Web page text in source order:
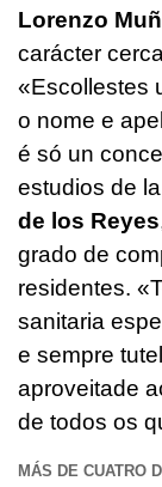
Lorenzo
carácter
«Escollestes
o nome e
é só un
estudios de
de los Reyes
grado de
residentes.
sanitaria
e sempre
aproveitade
de todos os
MÁS DE CUATRO